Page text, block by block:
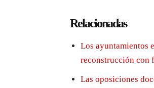
Relacionadas
Los ayuntamientos
reconstrucción con
Las oposiciones